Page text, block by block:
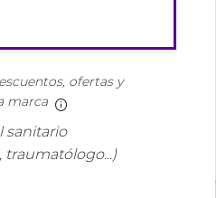
ofertas y
marca
sanitario
Uriach. Todos los derechos